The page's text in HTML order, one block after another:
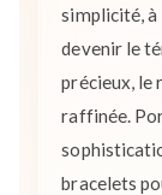
simplicité, à
devenir le
précieux, le
raffinée.
bracelets